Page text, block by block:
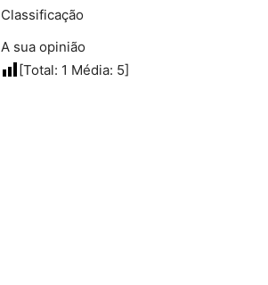
Classificação
A sua opinião
[Total: 1 Média: 5]